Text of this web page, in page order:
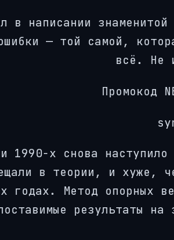
в написании
— той самой,
всё. Не
Промокод
1990-х снова
в теории, и хуже,
годах. Метод опорных
результаты